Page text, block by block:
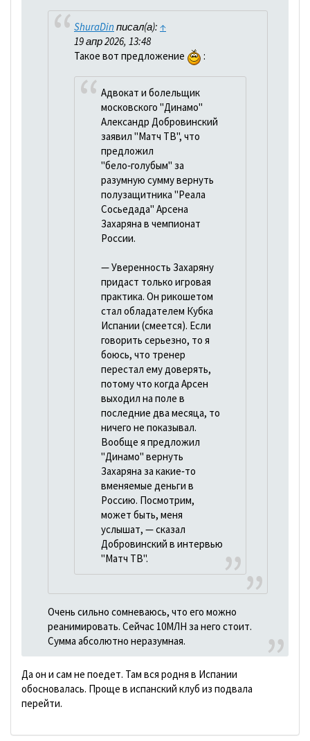
ShuraDin писал(а): ↑
19 апр 2026, 13:48
Такое вот предложение
:
Адвокат и болельщик
московского "Динамо"
Александр Добровинский
заявил "Матч ТВ", что
предложил
"бело‑голубым" за
разумную сумму вернуть
полузащитника "Реала
Сосьедада" Арсена
Захаряна в чемпионат
России.
— Уверенность Захаряну
придаст только игровая
практика. Он рикошетом
стал обладателем Кубка
Испании (смеется). Если
говорить серьезно, то я
боюсь, что тренер
перестал ему доверять,
потому что когда Арсен
выходил на поле в
последние два месяца, то
ничего не показывал.
Вообще я предложил
"Динамо" вернуть
Захаряна за какие‑то
вменяемые деньги в
Россию. Посмотрим,
может быть, меня
услышат, — сказал
Добровинский в интервью
"Матч ТВ".
Очень сильно сомневаюсь, что его можно
реанимировать. Сейчас 10МЛН за него стоит.
Сумма абсолютно неразумная.
Да он и сам не поедет. Там вся родня в Испании
обосновалась. Проще в испанский клуб из подвала
перейти.